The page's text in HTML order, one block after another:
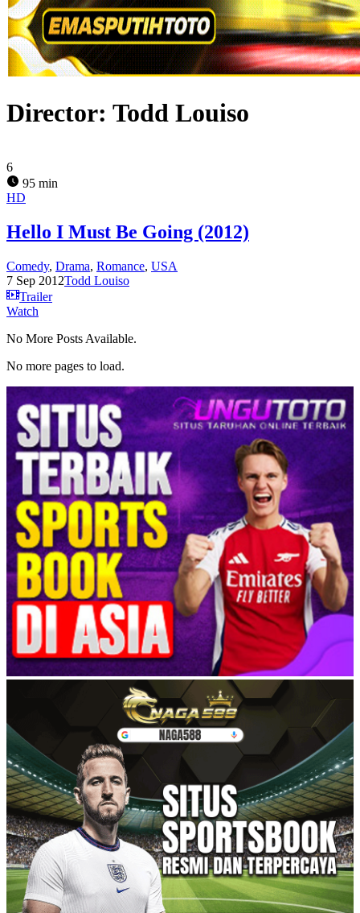
Director: Todd Louiso
6
95 min
HD
Hello I Must Be Going (2012)
Comedy, Drama, Romance, USA
7 Sep 2012Todd Louiso
Trailer
Watch
No More Posts Available.
No more pages to load.